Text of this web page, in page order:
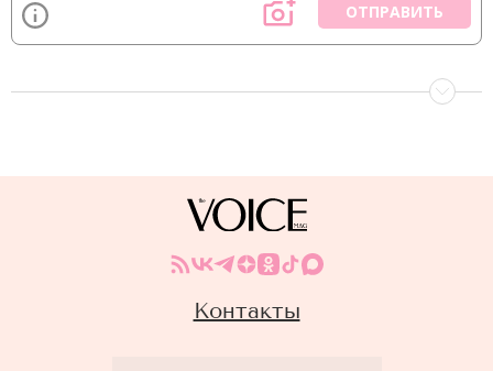
ОТПРАВИТЬ
Контакты